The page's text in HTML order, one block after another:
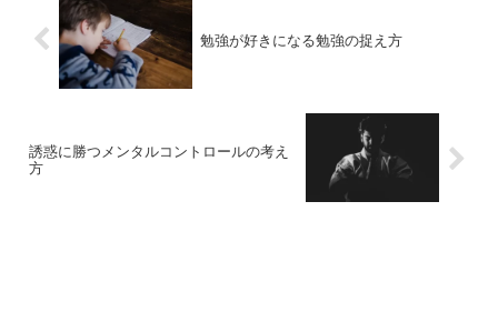
勉強が好きになる勉強の捉え方
誘惑に勝つメンタルコントロールの考え
方